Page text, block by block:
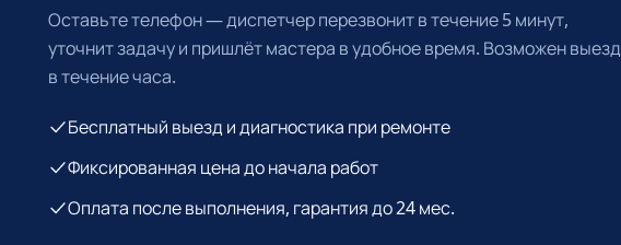
Оставьте телефон — диспетчер перезвонит в течение 5 минут,
уточнит задачу и пришлёт мастера в удобное время. Возможен выезд
в течение часа.
Бесплатный выезд и диагностика при ремонте
Фиксированная цена до начала работ
Оплата после выполнения, гарантия до 24 мес.